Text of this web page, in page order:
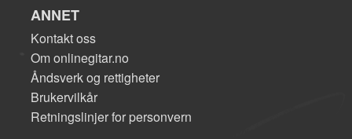
ANNET
Kontakt oss
Om onlinegitar.no
Åndsverk og rettigheter
Brukervilkår
Retningslinjer for personvern